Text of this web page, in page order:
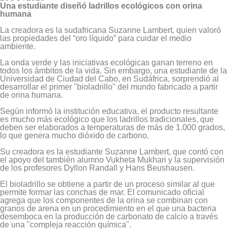
Una estudiante diseñó ladrillos ecológicos con orina
humana
La creadora es la sudafricana Suzanne Lambert, quien valoró
las propiedades del “oro líquido” para cuidar el medio
ambiente.
La onda verde y las iniciativas ecológicas ganan terreno en
todos los ámbitos de la vida. Sin embargo, una estudiante de la
Universidad de Ciudad del Cabo, en Sudáfrica, sorprendió al
desarrollar el primer "bioladrillo" del mundo fabricado a partir
de orina humana.
Según informó la institución educativa, el producto resultante
es mucho más ecológico que los ladrillos tradicionales, que
deben ser elaborados a temperaturas de más de 1.000 grados,
lo que genera mucho dióxido de carbono.
Su creadora es la estudiante Suzanne Lambert, que contó con
el apoyo del también alumno Vukheta Mukhari y la supervisión
de los profesores Dyllon Randall y Hans Beushausen.
El bioladrillo se obtiene a partir de un proceso similar al que
permite formar las conchas de mar. El comunicado oficial
agrega que los componentes de la orina se combinan con
granos de arena en un procedimiento en el que una bacteria
desemboca en la producción de carbonato de calcio a través
de una "compleja reacción química".